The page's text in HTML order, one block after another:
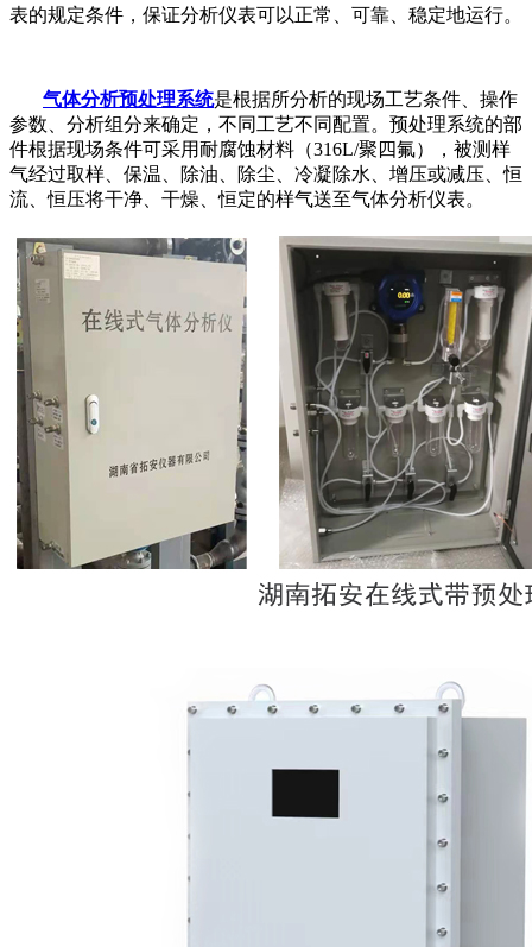
表的规定条件，保证分析仪表可以正常、可靠、稳定地运行。
气体分析预处理系统是根据所分析的现场工艺条件、操作
参数、分析组分来确定，不同工艺不同配置。预处理系统的部
件根据现场条件可采用耐腐蚀材料（316L/聚四氟），被测样
气经过取样、保温、除油、除尘、冷凝除水、增压或减压、恒
流、恒压将干净、干燥、恒定的样气送至气体分析仪表。